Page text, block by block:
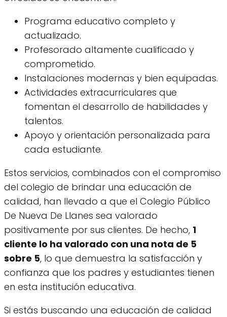
Programa educativo completo y
actualizado.
Profesorado altamente cualificado y
comprometido.
Instalaciones modernas y bien equipadas.
Actividades extracurriculares que
fomentan el desarrollo de habilidades y
talentos.
Apoyo y orientación personalizada para
cada estudiante.
Estos servicios, combinados con el compromiso
del colegio de brindar una educación de
calidad, han llevado a que el Colegio Público
De Nueva De Llanes sea valorado
positivamente por sus clientes. De hecho, 1
cliente lo ha valorado con una nota de 5
sobre 5, lo que demuestra la satisfacción y
confianza que los padres y estudiantes tienen
en esta institución educativa.
Si estás buscando una educación de calidad